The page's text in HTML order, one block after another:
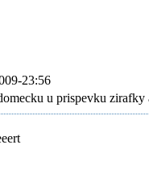
23:56
u prispevku zirafky